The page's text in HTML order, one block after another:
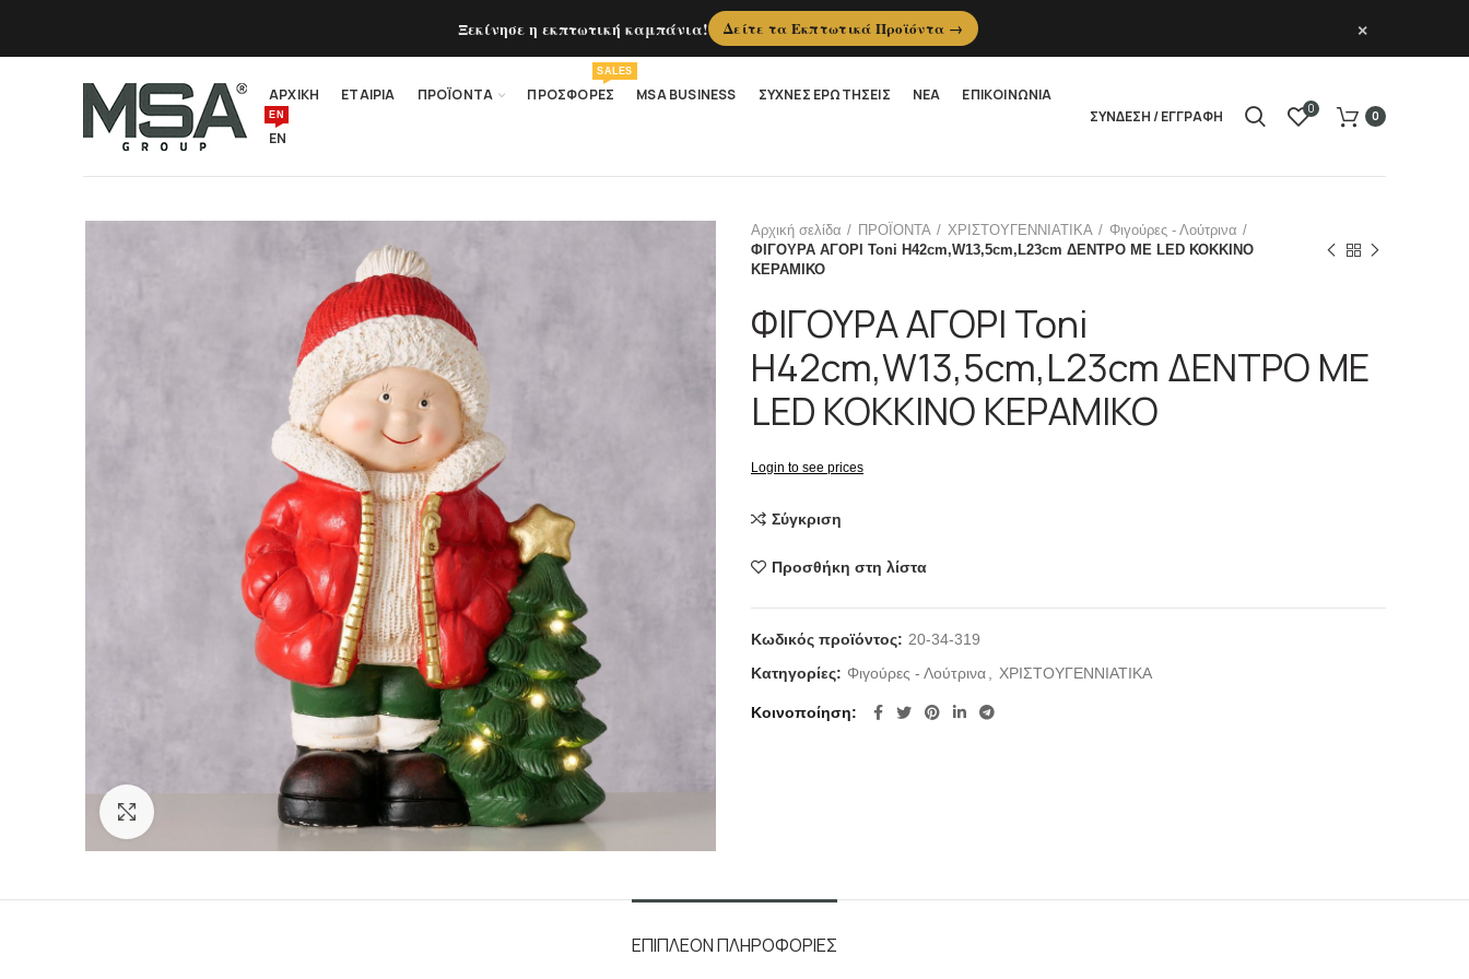
ΑΡΧΙΚΗ ΕΤΑΙΡΙΑ ΠΡΟΪΟΝΤΑ ΠΡΟΣΦΟΡΕΣ
SALES
MSA BUSINESS ΣΥΧΝΕΣ ΕΡΩΤΗΣΕΙΣ ΝΕΑ ΕΠΙΚΟΙΝΩΝΙΑ
EN
EN ΣΥΝΔΕΣΗ / ΕΓΓΡΑΦΗ 0
0
Αρχική σελίδα ΠΡΟΪΟΝΤΑ ΧΡΙΣΤΟΥΓΕΝΝΙΑΤΙΚΑ
Φιγούρες - Λούτρινα
ΦΙΓΟΥΡΑ ΑΓΟΡΙ Toni H42cm,W13,5cm,L23cm ΔΕΝΤΡΟ ΜΕ LED ΚΟΚΚΙΝΟ
ΚΕΡΑΜΙΚΟ
ΦΙΓΟΥΡΑ ΑΓΟΡΙ Toni
H42cm,W13,5cm,L23cm ΔΕΝΤΡΟ ΜΕ
LED ΚΟΚΚΙΝΟ ΚΕΡΑΜΙΚΟ
Login to see prices
Σύγκριση
Προσθήκη στη λίστα
Κωδικός προϊόντος: 20-34-319
Κατηγορίες: Φιγούρες - Λούτρινα ΧΡΙΣΤΟΥΓΕΝΝΙΑΤΙΚΑ
Κοινοποίηση
ΕΠΙΠΛΈΟΝ ΠΛΗΡΟΦΟΡΊΕΣ
Ξεκίνησε η εκπτωτική καμπάνια! Δείτε τα Εκπτωτικά Προϊόντα → ×